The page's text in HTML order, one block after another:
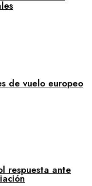
de vuelo europeo
respuesta ante